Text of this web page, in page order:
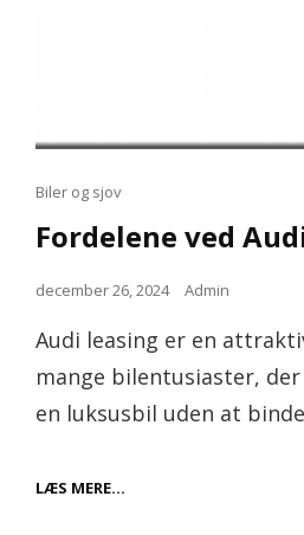
Cat
Biler og sjov
Fordelene ved
Posted
december 26, 2024 Admin
Audi leasing er en
mange bilentusiaster,
en luksusbil uden at
LÆS MERE…